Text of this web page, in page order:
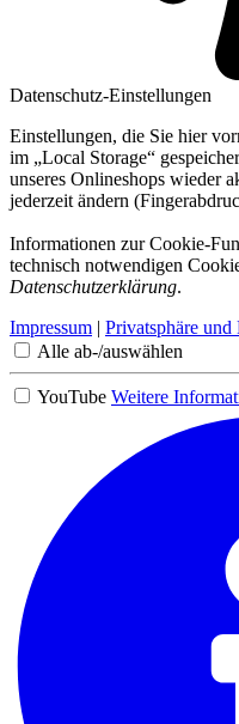
Datenschutz-Einstellungen
Einstellungen, die Sie hier
im „Local Storage“
unseres Onlineshops wieder
jederzeit ändern
Informationen zur Cookie-
technisch notwendigen
Datenschutzerklärung.
Impressum | Privatsphäre und
Alle ab-/auswählen
YouTube Weitere